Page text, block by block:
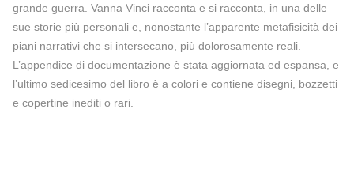
grande guerra. Vanna Vinci racconta e si racconta, in una delle
sue storie più personali e, nonostante l’apparente metafisicità dei
piani narrativi che si intersecano, più dolorosamente reali.
L’appendice di documentazione è stata aggiornata ed espansa, e
l’ultimo sedicesimo del libro è a colori e contiene disegni, bozzetti
e copertine inediti o rari.